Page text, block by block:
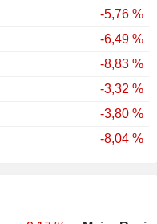
-5,76 %
-6,49 %
-8,83 %
-3,32 %
-3,80 %
-8,04 %